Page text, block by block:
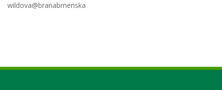
wildova@branabrnenska